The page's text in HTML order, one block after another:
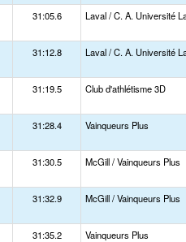
31:05.6 Laval / C. A. Université
31:12.8 Laval / C. A. Université
31:19.5 Club d'athlétisme 3D
31:28.4 Vainqueurs Plus
31:30.5 McGill / Vainqueurs Plus
31:32.9 McGill / Vainqueurs Plus
31:35.2 Vainqueurs Plus